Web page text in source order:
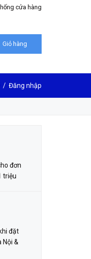
cửa hàng
Giỏ hàng
/ Đăng nhập
đơn
triệu
đặt
Nội &